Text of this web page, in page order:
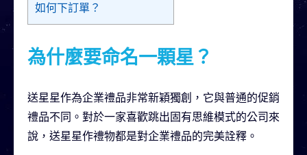
如何下訂單？
為什麼要命名一顆星？
送星星作為企業禮品非常新穎獨創，它與普通的促銷
禮品不同。對於一家喜歡跳出固有思維模式的公司來
說，送星星作禮物都是對企業禮品的完美詮釋。